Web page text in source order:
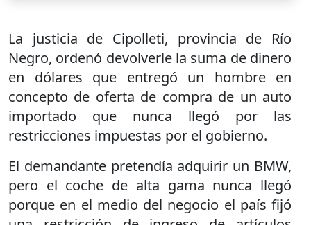
La justicia de Cipolleti, provincia de Río
Negro, ordenó devolverle la suma de dinero
en dólares que entregó un hombre en
concepto de oferta de compra de un auto
importado que nunca llegó por las
restricciones impuestas por el gobierno.
El demandante pretendía adquirir un BMW,
pero el coche de alta gama nunca llegó
porque en el medio del negocio el país fijó